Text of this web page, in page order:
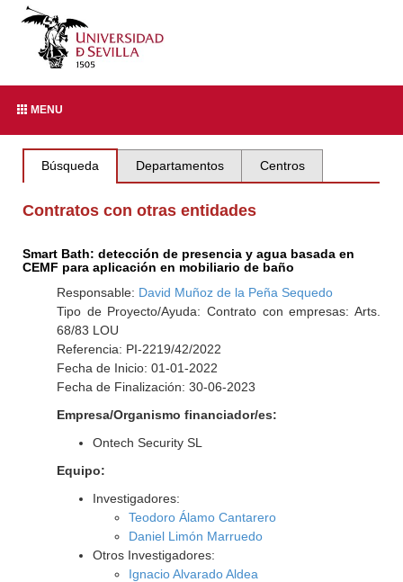
MENU
Búsqueda Departamentos Centros
Contratos con otras entidades
Smart Bath: detección de presencia y agua basada en
CEMF para aplicación en mobiliario de baño
Responsable: David Muñoz de la Peña Sequedo
Tipo de Proyecto/Ayuda: Contrato con empresas: Arts.
68/83 LOU
Referencia: PI-2219/42/2022
Fecha de Inicio: 01-01-2022
Fecha de Finalización: 30-06-2023
Empresa/Organismo financiador/es:
Ontech Security SL
Equipo:
Investigadores:
Teodoro Álamo Cantarero
Daniel Limón Marruedo
Otros Investigadores:
Ignacio Alvarado Aldea